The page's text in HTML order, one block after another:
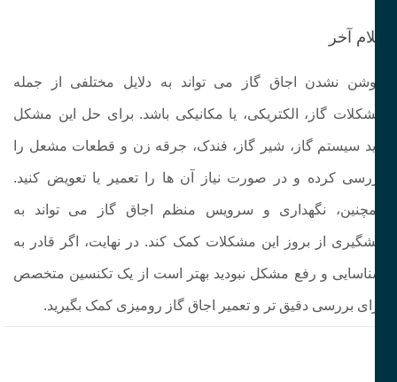
آخر
نشدن اجاق گاز می‌ تواند به دلایل مختلفی از جمله
گاز، الکتریکی، یا مکانیکی باشد. برای حل این مشکل
سیستم گاز، شیر گاز، فندک، جرقه زن و قطعات مشعل را
کرده و در صورت نیاز آن‌ ها را تعمیر یا تعویض کنید.
نگهداری و سرویس منظم اجاق گاز می‌ تواند به
از بروز این مشکلات کمک کند. در نهایت، اگر قادر به
و رفع مشکل نبودید بهتر است از یک تکنسین متخصص
بررسی دقیق‌ تر و تعمیر اجاق گاز رومیزی کمک بگیرید.